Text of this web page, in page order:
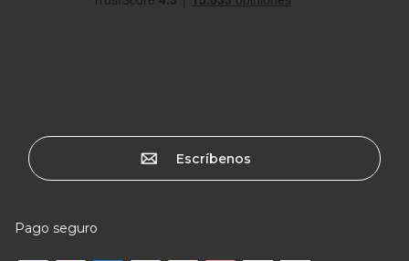
Escríbenos
Pago seguro